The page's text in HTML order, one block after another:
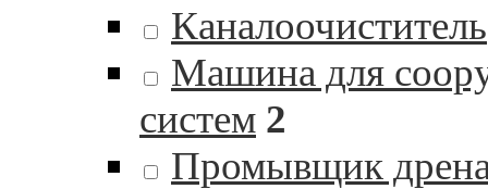
Каналоочиститель
Машина для
систем 2
Промывщик